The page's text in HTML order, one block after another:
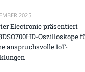
2025
Electronic präsentiert
Oszilloskope
anspruchsvolle IoT-